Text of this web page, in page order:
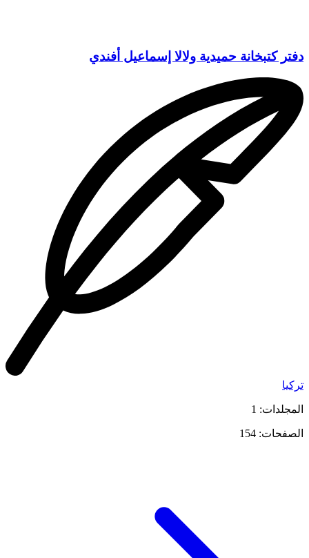
دفتر كتبخانة حميدية ولالا إسماعيل أفندي
تركيا
المجلدات: 1
الصفحات: 154